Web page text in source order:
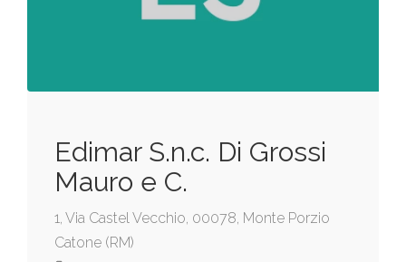
Edimar S.n.c. Di Grossi
Mauro e C.
1, Via Castel Vecchio, 00078, Monte Porzio
Catone (RM)